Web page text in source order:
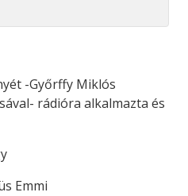
-Győrffy Miklós
rádióra alkalmazta és
Emmi